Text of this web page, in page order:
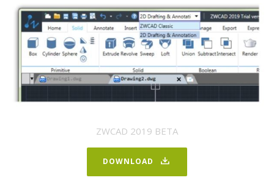
ZWCAD 2019 BETA
DOWNLOAD